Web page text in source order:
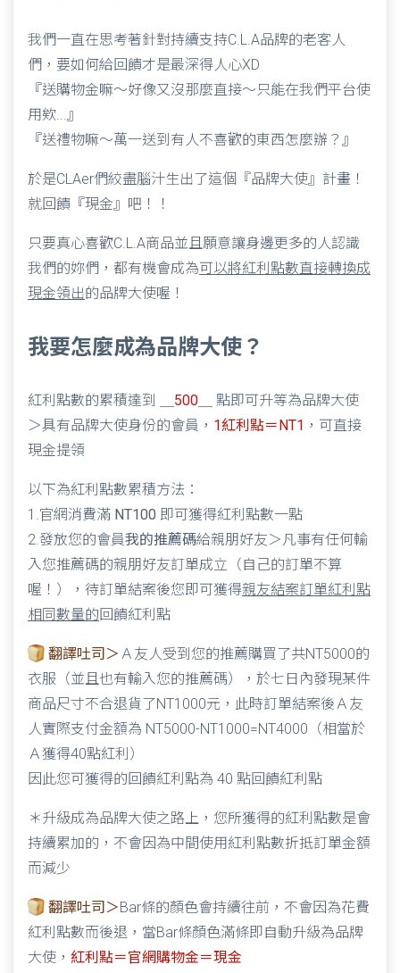
我們一直在思考著針對持續支持C.L.A品牌的老客人
們，要如何給回饋才是最深得人心XD
『送購物金嘛～好像又沒那麼直接～只能在我們平台使
用欸...』
『送禮物嘛～萬一送到有人不喜歡的東西怎麼辦？』
於是CLAer們絞盡腦汁生出了這個『品牌大使』計畫！
就回饋『現金』吧！！
只要真心喜歡C.L.A商品並且願意讓身邊更多的人認識
我們的妳們，都有機會成為可以將紅利點數直接轉換成
現金領出的品牌大使喔！
我要怎麼成為品牌大使？
紅利點數的累積達到 ＿ 500 ＿ 點即可升等為品牌大使
＞具有品牌大使身份的會員， 1紅利點＝NT1 ，可直接
現金提領
以下為紅利點數累積方法：
1.官網消費滿 NT100 即可獲得紅利點數一點
2.發放您的會員我的推薦碼給親朋好友＞凡事有任何輸
入您推薦碼的親朋好友訂單成立（自己的訂單不算
喔！），待訂單結案後您即可獲得親友結案訂單紅利點
相同數量的回饋紅利點
翻譯吐司＞ Ａ友人受到您的推薦購買了共NT5000的
衣服（並且也有輸入您的推薦碼），於七日內發現某件
商品尺寸不合退貨了NT1000元，此時訂單結案後Ａ友
人實際支付金額為 NT5000-NT1000=NT4000（相當於
Ａ獲得40點紅利）
因此您可獲得的回饋紅利點為 40 點回饋紅利點
＊升級成為品牌大使之路上，您所獲得的紅利點數是會
持續累加的，不會因為中間使用紅利點數折抵訂單金額
而減少
翻譯吐司＞Bar條的顏色會持續往前，不會因為花費
紅利點數而後退，當Bar條顏色滿條即自動升級為品牌
大使， 紅利點＝官網購物金＝現金